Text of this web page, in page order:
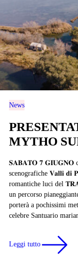
News
MYTHO
𝐒𝐀𝐁𝐀𝐓𝐎 𝟕 𝐆𝐈𝐔𝐆𝐍𝐎
scenografiche 𝐕𝐚𝐥𝐥𝐢
romantiche luci del
un percorso
porterà a pochissimi
celebre Santuario
Leggi tutto